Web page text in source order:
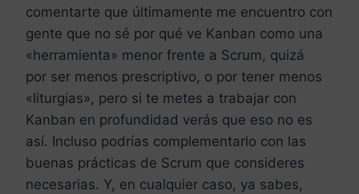
comentarte que últimamente me encuentro con
gente que no sé por qué ve Kanban como una
«herramienta» menor frente a Scrum, quizá
por ser menos prescriptivo, o por tener menos
«liturgias», pero si te metes a trabajar con
Kanban en profundidad verás que eso no es
así. Incluso podrías complementarlo con las
buenas prácticas de Scrum que consideres
necesarias. Y, en cualquier caso, ya sabes,